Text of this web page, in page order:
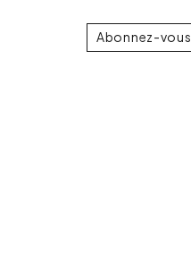
Abonnez-vous